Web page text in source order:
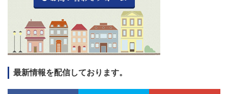
最新情報を配信しております。